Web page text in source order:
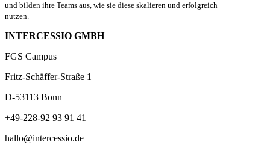
und bilden ihre Teams aus, wie sie diese skalieren und erfolgreich
nutzen.
INTERCESSIO GMBH
FGS Campus
Fritz-Schäffer-Straße 1
D-53113 Bonn
+49-228-92 93 91 41
hallo@intercessio.de